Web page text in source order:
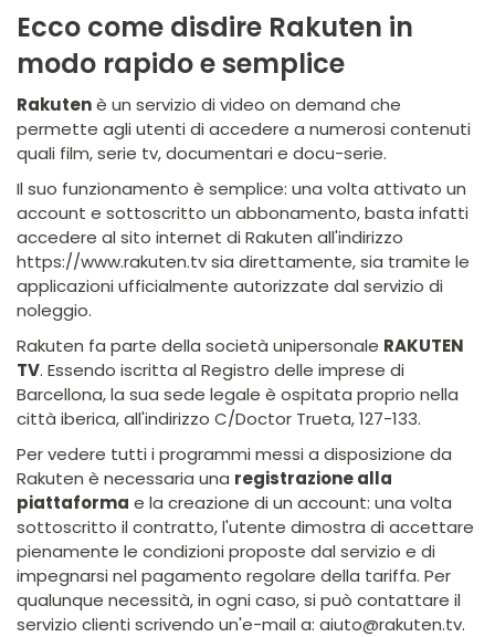
Ecco come disdire Rakuten in
modo rapido e semplice
Rakutenè un servizio di video on demand che
permette agli utenti di accedere a numerosi contenuti
quali film, serie tv, documentari e docu-serie.
Il suo funzionamento è semplice: una volta attivato un
account e sottoscritto un abbonamento, basta infatti
accedere al sito internet di Rakuten all'indirizzo
https://www.rakuten.tv sia direttamente, sia tramite le
applicazioni ufficialmente autorizzate dal servizio di
noleggio.
Rakuten fa parte della società unipersonale RAKUTEN
TV. Essendo iscritta al Registro delle imprese di
Barcellona, la sua sede legale è ospitata proprio nella
città iberica, all'indirizzo C/Doctor Trueta, 127-133.
Per vedere tutti i programmi messi a disposizione da
Rakuten è necessaria una registrazione alla
piattaforma e la creazione di un account: una volta
sottoscritto il contratto, l'utente dimostra di accettare
pienamente le condizioni proposte dal servizio e di
impegnarsi nel pagamento regolare della tariffa. Per
qualunque necessità, in ogni caso, si può contattare il
servizio clienti scrivendo un'e-mail a: aiuto@rakuten.tv.